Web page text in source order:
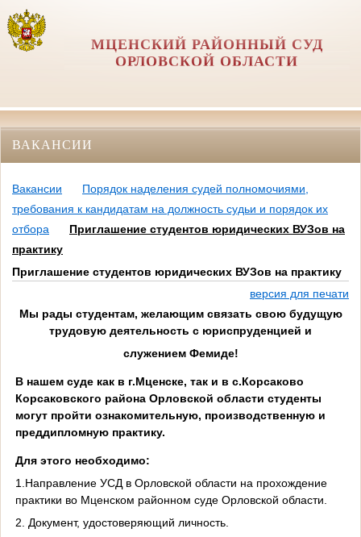
МЦЕНСКИЙ РАЙОННЫЙ СУД
ОРЛОВCКОЙ ОБЛАСТИ
ВАКАНСИИ
Вакансии
Порядок наделения судей полномочиями,
требования к кандидатам на должность судьи и порядок их
отбора
Приглашение студентов юридических ВУЗов на
практику
Приглашение студентов юридических ВУЗов на практику
версия для печати
Мы рады студентам, желающим связать свою будущую
трудовую деятельность с юриспруденцией и
служением Фемиде!
В нашем суде как в г.Мценске, так и в с.Корсаково
Корсаковского района Орловской области студенты
могут пройти ознакомительную, производственную и
преддипломную практику.
Для этого необходимо:
1.Направление УСД в Орловской области на прохождение
практики во Мценском районном суде Орловской области.
2. Документ, удостоверяющий личность.